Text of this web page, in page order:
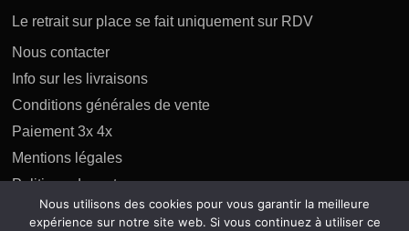
Le retrait sur place se fait uniquement sur RDV
Nous contacter
Info sur les livraisons
Conditions générales de vente
Paiement 3x 4x
Mentions légales
Politique des retours
Politique de confidentialité
Nous utilisons des cookies pour vous garantir la meilleure
expérience sur notre site web. Si vous continuez à utiliser ce